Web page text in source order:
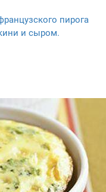
пирога
и сыром.